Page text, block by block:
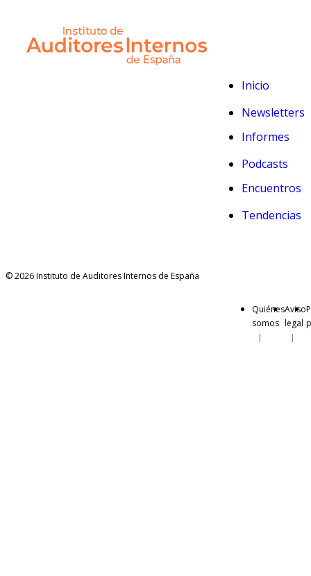
Inicio
Newsletters
Informes
Podcasts
Encuentros
Tendencias
© 2026 Instituto de Auditores Internos de España
Quiénes
somos
Aviso
legal